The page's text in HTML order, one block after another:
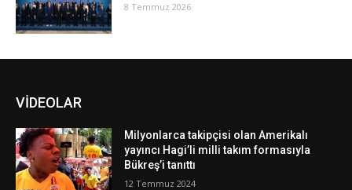
8 Temmuz 2026
VİDEOLAR
Milyonlarca takipçisi olan Amerikalı
yayıncı Hagi’li milli takım formasıyla
Bükreş’i tanıttı
12 Temmuz 2024